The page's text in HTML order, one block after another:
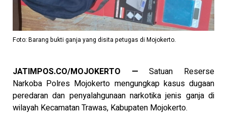
Foto: Barang bukti ganja yang disita petugas di Mojokerto.
JATIMPOS.CO/MOJOKERTO — Satuan Reserse
Narkoba Polres Mojokerto mengungkap kasus dugaan
peredaran dan penyalahgunaan narkotika jenis ganja di
wilayah Kecamatan Trawas, Kabupaten Mojokerto.